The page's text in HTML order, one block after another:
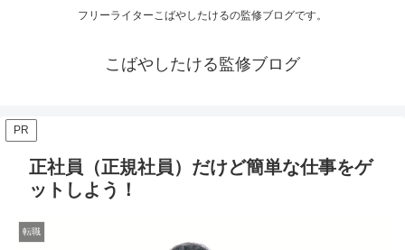
フリーライターこばやしたけるの監修ブログです。
こばやしたける監修ブログ
PR
正社員（正規社員）だけど簡単な仕事をゲ
ットしよう！
転職